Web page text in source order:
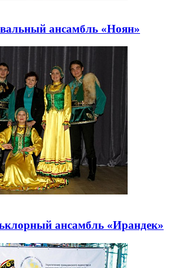
ансамбль «Ноян»
ансамбль «Ирандек»